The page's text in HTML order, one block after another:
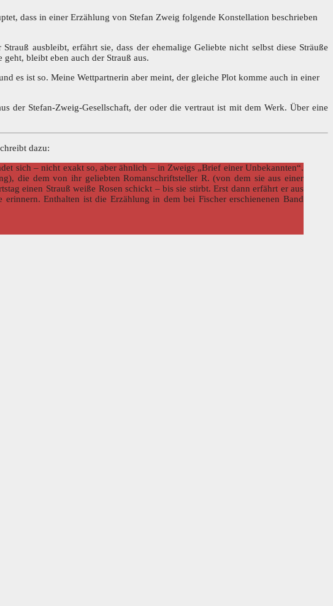
dass in einer Erzählung von Stefan Zweig folgende Konstellation beschrieben
ausbleibt, erfährt sie, dass der ehemalige Geliebte nicht selbst diese Sträuße
bleibt eben auch der Strauß aus.
es ist so. Meine Wettpartnerin aber meint, der gleiche Plot komme auch in einer
der Stefan-Zweig-Gesellschaft, der oder die vertraut ist mit dem Werk. Über eine
dazu:
sich – nicht exakt so, aber ähnlich – in Zweigs „Brief einer Unbekannten“.
die dem von ihr geliebten Romanschriftsteller R. (von dem sie aus einer
einen Strauß weiße Rosen schickt – bis sie stirbt. Erst dann erfährt er aus
Enthalten ist die Erzählung in dem bei Fischer erschienenen Band